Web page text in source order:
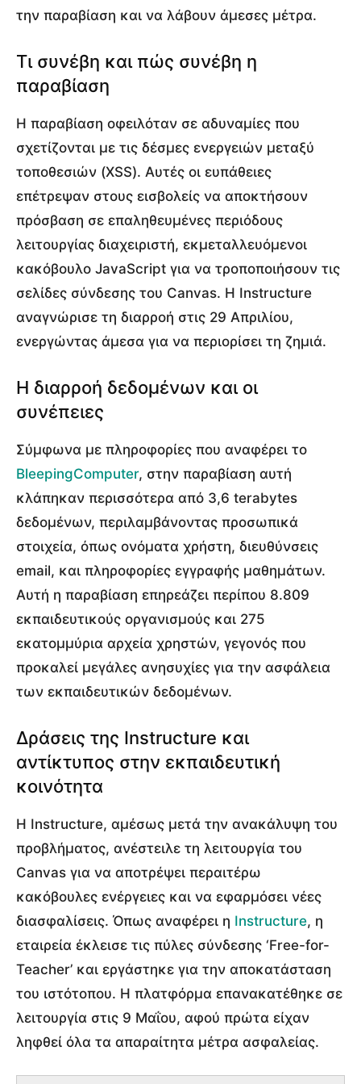
την παραβίαση και να λάβουν άμεσες μέτρα.
Τι συνέβη και πώς συνέβη η
παραβίαση
Η παραβίαση οφειλόταν σε αδυναμίες που
σχετίζονται με τις δέσμες ενεργειών μεταξύ
τοποθεσιών (XSS). Αυτές οι ευπάθειες
επέτρεψαν στους εισβολείς να αποκτήσουν
πρόσβαση σε επαληθευμένες περιόδους
λειτουργίας διαχειριστή, εκμεταλλευόμενοι
κακόβουλο JavaScript για να τροποποιήσουν τις
σελίδες σύνδεσης του Canvas. Η Instructure
αναγνώρισε τη διαρροή στις 29 Απριλίου,
ενεργώντας άμεσα για να περιορίσει τη ζημιά.
Η διαρροή δεδομένων και οι
συνέπειες
Σύμφωνα με πληροφορίες που αναφέρει το
BleepingComputer, στην παραβίαση αυτή
κλάπηκαν περισσότερα από 3,6 terabytes
δεδομένων, περιλαμβάνοντας προσωπικά
στοιχεία, όπως ονόματα χρήστη, διευθύνσεις
email, και πληροφορίες εγγραφής μαθημάτων.
Αυτή η παραβίαση επηρεάζει περίπου 8.809
εκπαιδευτικούς οργανισμούς και 275
εκατομμύρια αρχεία χρηστών, γεγονός που
προκαλεί μεγάλες ανησυχίες για την ασφάλεια
των εκπαιδευτικών δεδομένων.
Δράσεις της Instructure και
αντίκτυπος στην εκπαιδευτική
κοινότητα
Η Instructure, αμέσως μετά την ανακάλυψη του
προβλήματος, ανέστειλε τη λειτουργία του
Canvas για να αποτρέψει περαιτέρω
κακόβουλες ενέργειες και να εφαρμόσει νέες
διασφαλίσεις. Όπως αναφέρει η Instructure, η
εταιρεία έκλεισε τις πύλες σύνδεσης ‘Free-for-
Teacher’ και εργάστηκε για την αποκατάσταση
του ιστότοπου. Η πλατφόρμα επανακατέθηκε σε
λειτουργία στις 9 Μαΐου, αφού πρώτα είχαν
ληφθεί όλα τα απαραίτητα μέτρα ασφαλείας.